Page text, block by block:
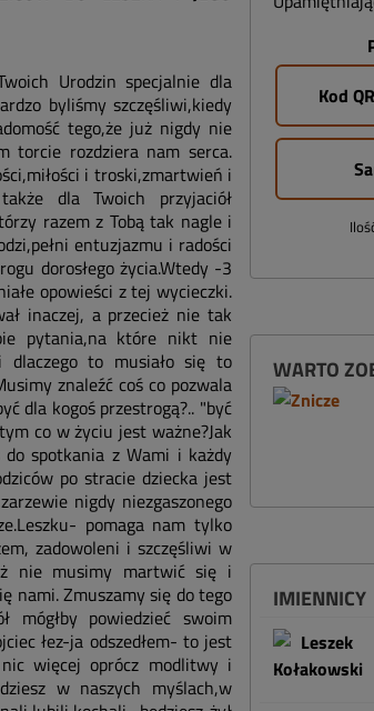
Urodzin specjalnie dla
byliśmy szczęśliwi,kiedy
tego,że już nigdy nie
torcie rozdziera nam serca.
i troski,zmartwień i
dla Twoich przyjaciół
razem z Tobą tak nagle i
entuzjazmu i radości
dorosłego życia.Wtedy -3
opowieści z tej wycieczki.
inaczej, a przecież nie tak
pytania,na które nikt nie
dlaczego to musiało się to
znaleźć coś co pozwala
dla kogoś przestrogą?.. "być
co w życiu jest ważne?Jak
spotkania z Wami i każdy
po stracie dziecka jest
nigdy niezgaszonego
pomaga nam tylko
zadowoleni i szczęśliwi w
nie musimy martwić się i
nami. Zmuszamy się do tego
mógłby powiedzieć swoim
łez-ja odszedłem- to jest
więcej oprócz modlitwy i
w naszych myślach,w
Kod
WARTO
IMIENNICY